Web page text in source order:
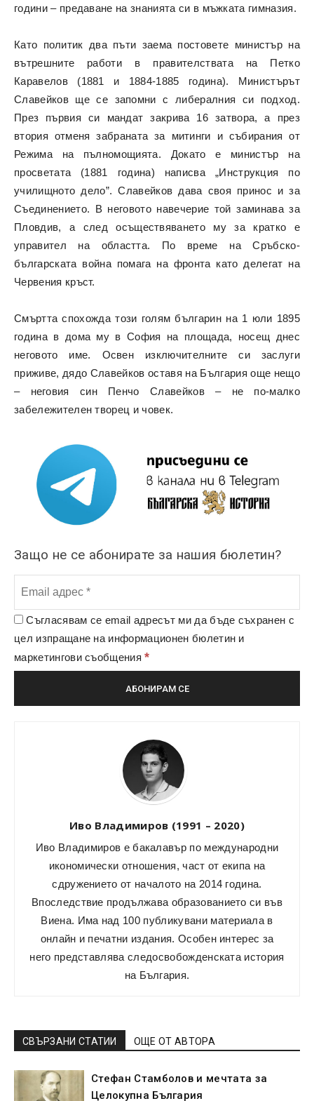
години – предаване на знанията си в мъжката гимназия.
Като политик два пъти заема постовете министър на
вътрешните работи в правителствата на Петко
Каравелов (1881 и 1884-1885 година). Министърът
Славейков ще се запомни с либералния си подход.
През първия си мандат закрива 16 затвора, а през
втория отменя забраната за митинги и събирания от
Режима на пълномощията. Докато е министър на
просветата (1881 година) написва „Инструкция по
училищното дело”. Славейков дава своя принос и за
Съединението. В неговото навечерие той заминава за
Пловдив, а след осъществяването му за кратко е
управител на областта. По време на Сръбско-
българската война помага на фронта като делегат на
Червения кръст.
Смъртта спохожда този голям българин на 1 юли 1895
година в дома му в София на площада, носещ днес
неговото име. Освен изключителните си заслуги
приживе, дядо Славейков оставя на България още нещо
– неговия син Пенчо Славейков – не по-малко
забележителен творец и човек.
Защо не се абонирате за нашия бюлетин?
Съгласявам се email адресът ми да бъде съхранен с
цел изпращане на информационен бюлетин и
маркетингови съобщения*
Иво Владимиров (1991 – 2020)
Иво Владимиров е бакалавър по международни
икономически отношения, част от екипа на
сдружението от началото на 2014 година.
Впоследствие продължава образованието си във
Виена. Има над 100 публикувани материала в
онлайн и печатни издания. Особен интерес за
него представлява следосвобожденската история
на България.
СВЪРЗАНИ СТАТИИ ОЩЕ ОТ АВТОРА
Стефан Стамболов и мечтата за
Целокупна България